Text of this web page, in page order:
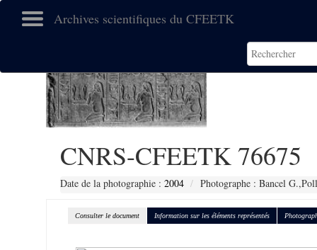
Archives scientifiques du CFEETK
CNRS-CFEETK 76675
Date de la photographie : 2004 Photographe : Bancel
Consulter le document Information sur les éléments représentés